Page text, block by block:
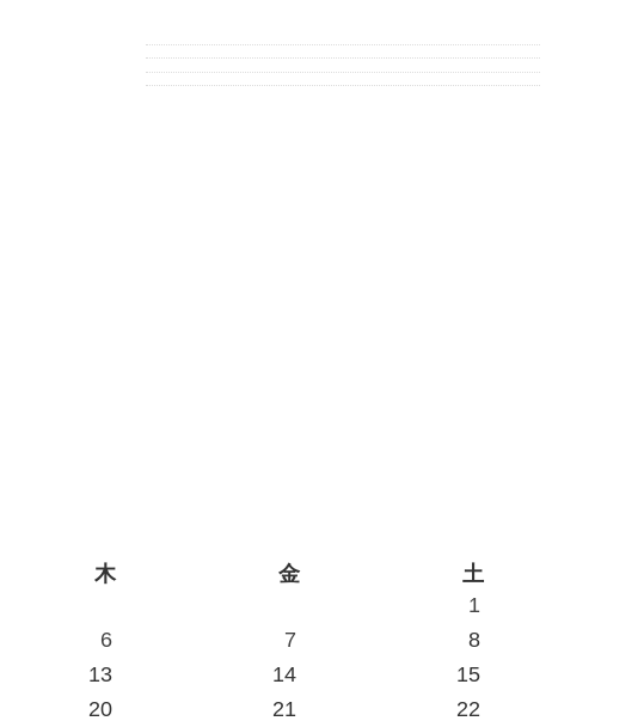
木 金
土
1
6 7
8
13 14
15
20 21 22